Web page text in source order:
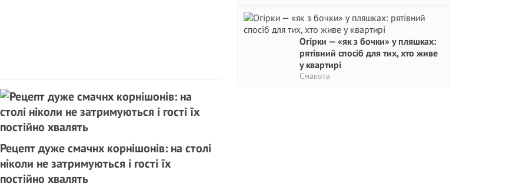
Огірки — «як з бочки» у пляшках:
рятівний спосіб для тих, хто живе
у квартирі
Смакота
Рецeпт дуже смачнх корнішонів: на столі
ніколи не затримуються і гості їх
постійно хвалять